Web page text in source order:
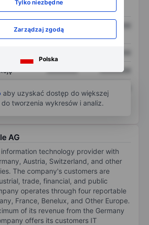
Tylko niezbędne
Zarządzaj zgodą
Polska
do
XXXXXXX
XXXXXXX XXXXXXX
aby uzyskać dostęp do większej
tworzenia wykresów i analiz.
AG
information technology provider with
Austria, Switzerland, and other
The company's customers are
trade, financial, and public
operates through four reportable
France, Benelux, and Other Europe.
of its revenue from the Germany
offers its customers IT